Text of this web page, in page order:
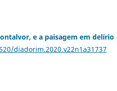
e a paisagem em delírio
diadorim.2020.v22n1a31737